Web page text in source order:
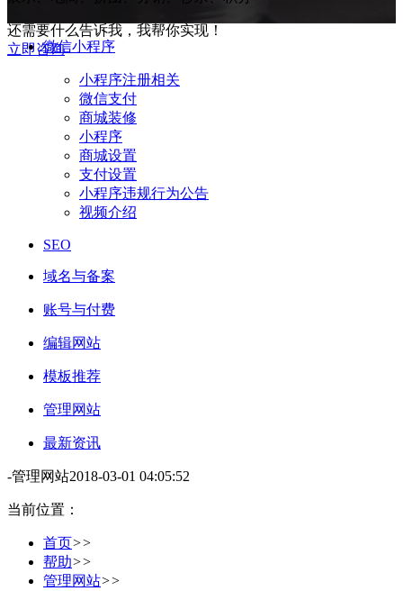
还需要什么告诉我，我帮你实现！
立即咨询微信小程序
小程序注册相关
微信支付
商城装修
小程序
商城设置
支付设置
小程序违规行为公告
视频介绍
SEO
域名与备案
账号与付费
编辑网站
模板推荐
管理网站
最新资讯
-管理网站2018-03-01 04:05:52
当前位置：
首页>>
帮助>>
管理网站>>